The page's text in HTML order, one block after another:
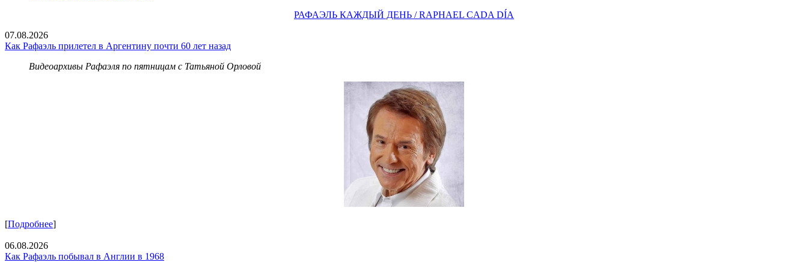
РАФАЭЛЬ КАЖДЫЙ ДЕНЬ / RAPHAEL CADA DÍA
07.08.2026
Как Рафаэль прилетел в Аргентину почти 60 лет назад
Видеоархивы Рафаэля по пятницам с Татьяной Орловой
[Подробнее]
06.08.2026
Как Рафаэль побывал в Англии в 1968